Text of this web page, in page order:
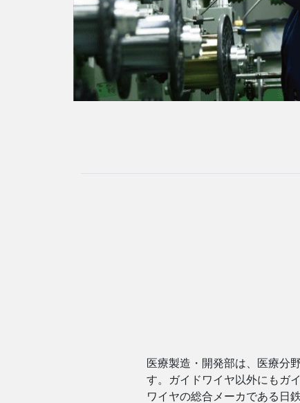
医療製造・開発部は、医療分
す。ガイドワイヤ以外にもガ
ワイヤの総合メーカである日